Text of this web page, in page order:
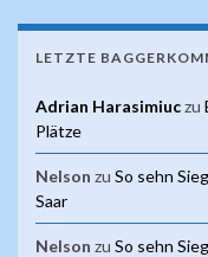
LETZTE
Adrian Harasimiuczu
Plätze
Nelson zu So sehn
Saar
Nelson zu So sehn